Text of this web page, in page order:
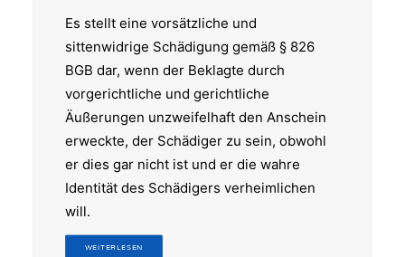
Es stellt eine vorsätzliche und
sittenwidrige Schädigung gemäß § 826
BGB dar, wenn der Beklagte durch
vorgerichtliche und gerichtliche
Äußerungen unzweifelhaft den Anschein
erweckte, der Schädiger zu sein, obwohl
er dies gar nicht ist und er die wahre
Identität des Schädigers verheimlichen
will.
WEITERLESEN